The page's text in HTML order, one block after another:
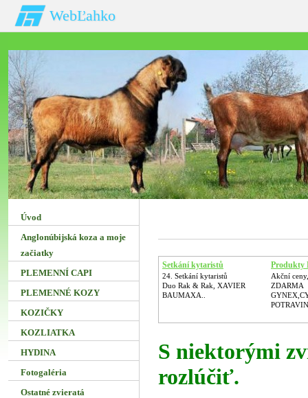
WebĽahko
Setkání kytaristů
24. Setkání kytaristů
Duo Rak & Rak, XAVIER
BAUMAXA..
Produkty
Akční
ZDARMA
S niektorými
rozlúčiť.
Úvod
Anglonúbijská koza a moje
začiatky
PLEMENNÍ CAPI
PLEMENNÉ KOZY
KOZIČKY
KOZLIATKA
HYDINA
Fotogaléria
Ostatné zvieratá